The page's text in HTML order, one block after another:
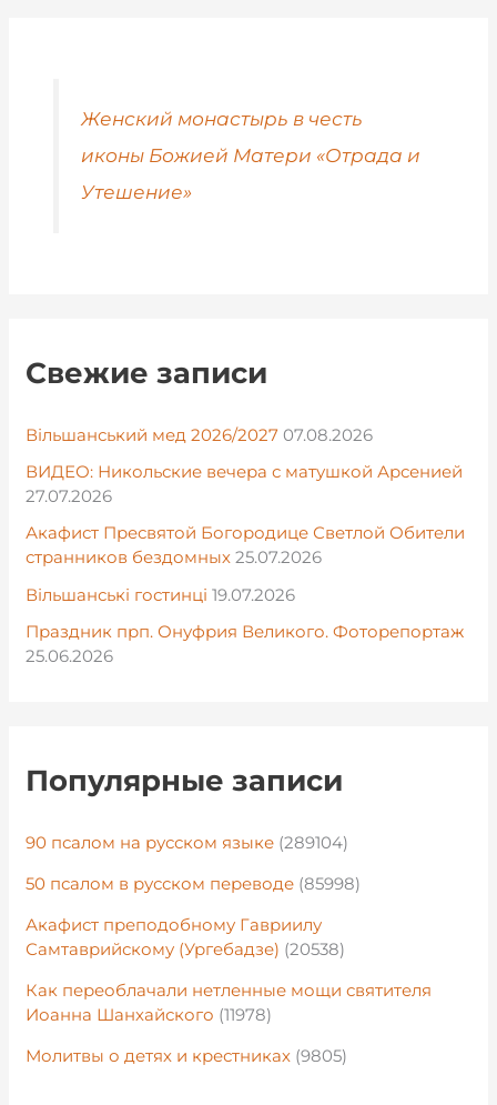
Женский монастырь в честь
иконы Божией Матери «Отрада и
Утешение»
Свежие записи
Вільшанський мед 2026/2027 07.08.2026
ВИДЕО: Никольские вечера с матушкой Арсенией
27.07.2026
Акафист Пресвятой Богородице Светлой Обители
странников бездомных 25.07.2026
Вільшанські гостинці 19.07.2026
Праздник прп. Онуфрия Великого. Фоторепортаж
25.06.2026
Популярные записи
90 псалом на русском языке (289104)
50 псалом в русском переводе (85998)
Акафист преподобному Гавриилу
Самтаврийскому (Ургебадзе) (20538)
Как переоблачали нетленные мощи святителя
Иоанна Шанхайского (11978)
Молитвы о детях и крестниках (9805)